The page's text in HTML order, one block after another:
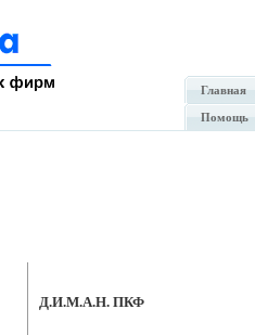
Главная
Помощь
Д.И.М.А.Н. ПКФ